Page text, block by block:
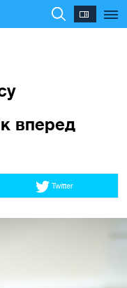
вперед
Twitter